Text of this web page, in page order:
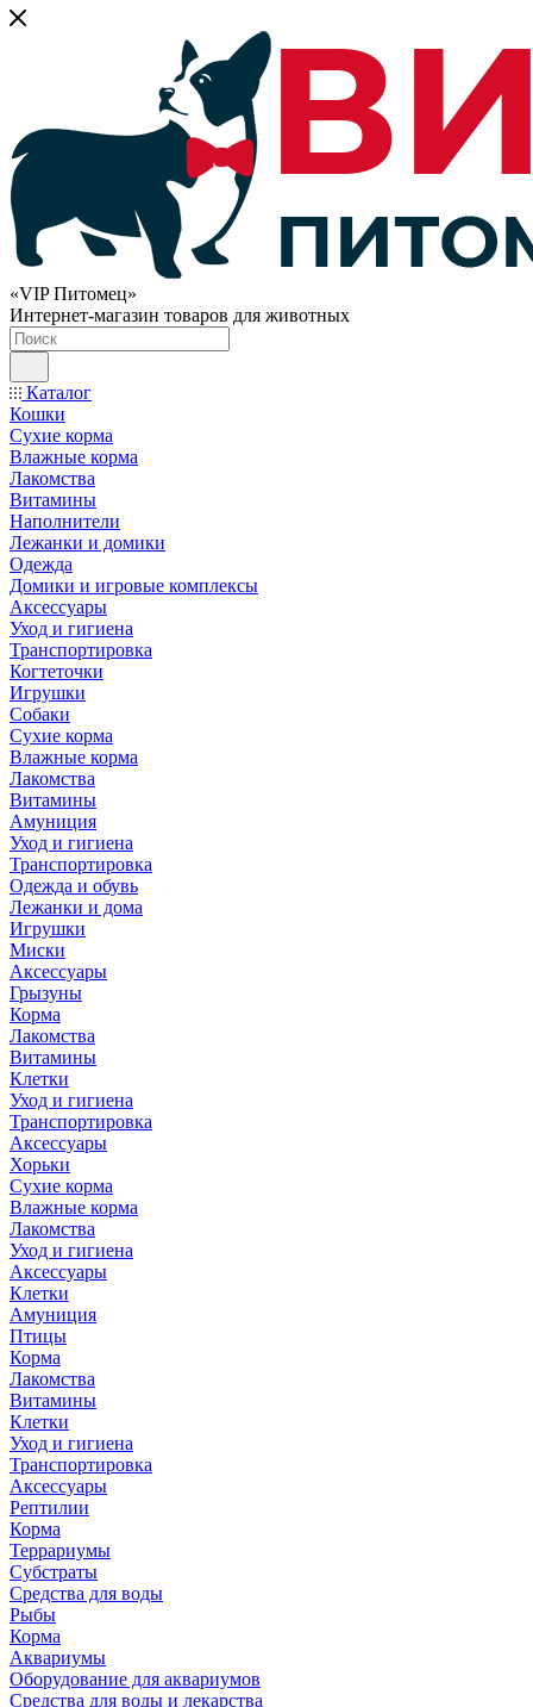
«VIP Питомец»
Интернет-магазин товаров для животных
Каталог
Кошки
Сухие корма
Влажные корма
Лакомства
Витамины
Наполнители
Лежанки и домики
Одежда
Домики и игровые комплексы
Аксессуары
Уход и гигиена
Транспортировка
Когтеточки
Игрушки
Собаки
Сухие корма
Влажные корма
Лакомства
Витамины
Амуниция
Уход и гигиена
Транспортировка
Одежда и обувь
Лежанки и дома
Игрушки
Миски
Аксессуары
Грызуны
Корма
Лакомства
Витамины
Клетки
Уход и гигиена
Транспортировка
Аксессуары
Хорьки
Сухие корма
Влажные корма
Лакомства
Уход и гигиена
Аксессуары
Клетки
Амуниция
Птицы
Корма
Лакомства
Витамины
Клетки
Уход и гигиена
Транспортировка
Аксессуары
Рептилии
Корма
Террариумы
Субстраты
Средства для воды
Рыбы
Корма
Аквариумы
Оборудование для аквариумов
Средства для воды и лекарства